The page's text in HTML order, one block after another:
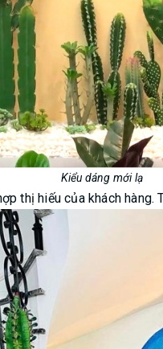
Kiểu dáng mới lạ
thị hiếu của khách